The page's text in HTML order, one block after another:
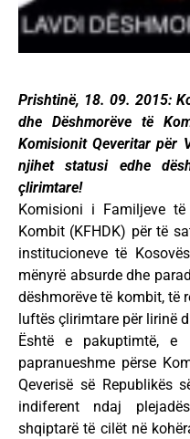
Prishtinë, 18. 09. 2015:
dhe Dëshmorëve të
Komisionit Qeveritar për
njihet statusi edhe
çlirimtare!
Komisioni i Familjeve
Kombit (KFHDK) për të
institucioneve të
mënyrë absurde dhe
dëshmorëve të kombit, të
luftës çlirimtare për lirinë
Është e pakuptimtë, e
papranueshme përse
Qeverisë së Republikës
indiferent ndaj
shqiptarë të cilët në